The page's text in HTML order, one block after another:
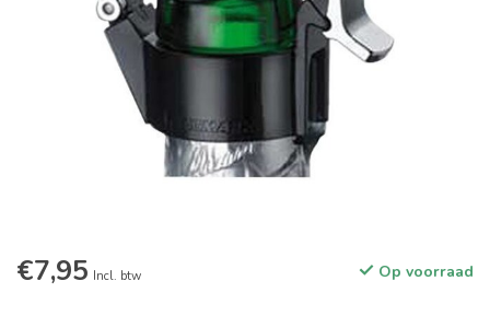
€7,95 Incl. btw Op voorraad